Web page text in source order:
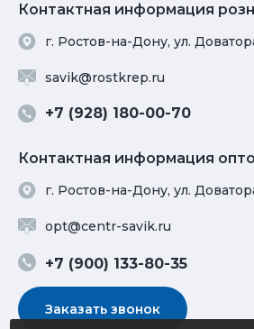
Контактная информация
г. Ростов-на-Дону, ул.
savik@rostkrep.ru
+7 (928) 180-00-70
Контактная информация
г. Ростов-на-Дону, ул.
opt@centr-savik.ru
+7 (900) 133-80-35
Заказать звонок